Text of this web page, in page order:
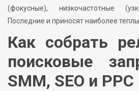
(фокусные), низкочастотные
Последние и приносят наиболее
Как собрать
поисковые
SMM, SEO и PPC